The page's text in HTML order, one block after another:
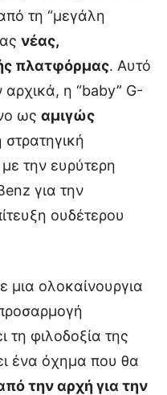
τη “μεγάλη
νέας,
πλατφόρμας. Αυτό
αρχικά, η “baby” G-
ως αμιγώς
στρατηγική
την ευρύτερη
για την
ουδέτερου
μια ολοκαίνουργια
τη φιλοδοξία της
ένα όχημα που θα
την αρχή για την